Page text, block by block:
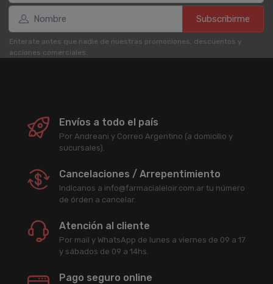
Subscribirme
Enterate antes que nadie de nuestras promociones, descuentos y
acciones comerciales.
Envíos a todo el país
Por Andreani y Correo Argentino (a domicilio y
sucursales).
Cancelaciones / Arrepentimiento
Indicanos a info@farmacialeloir.com.ar tu número
de órden a cancelar.
Atención al cliente
Por mail y WhatsApp de lunes a viernes de 09 a 17
y sábados de 09 a 14hs.
Pago seguro online